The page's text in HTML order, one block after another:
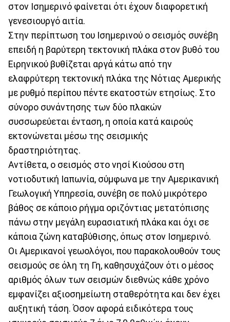
στον Ισημερινό φαίνεται ότι έχουν διαφορετική
γενεσιουργό αιτία.
Στην περίπτωση του Ισημερινού ο σεισμός συνέβη
επειδή η βαρύτερη τεκτονική πλάκα στον βυθό του
Ειρηνικού βυθίζεται αργά κάτω από την
ελαφρύτερη τεκτονική πλάκα της Νότιας Αμερικής
με ρυθμό περίπου πέντε εκατοστών ετησίως. Στο
σύνορο συνάντησης των δύο πλακών
συσσωρεύεται ένταση, η οποία κατά καιρούς
εκτονώνεται μέσω της σεισμικής
δραστηριότητας.
Αντίθετα, ο σεισμός στο νησί Κιούσου στη
νοτιοδυτική Ιαπωνία, σύμφωνα με την Αμερικανική
Γεωλογική Υπηρεσία, συνέβη σε πολύ μικρότερο
βάθος σε κάποιο ρήγμα οριζόντιας μετατόπισης
πάνω στην μεγάλη ευρασιατική πλάκα και όχι σε
κάποια ζώνη καταβύθισης, όπως στον Ισημερινό.
Οι Αμερικανοί γεωολόγοι, που παρακολουθούν τους
σεισμούς σε όλη τη Γη, καθησυχάζουν ότι ο μέσος
αριθμός όλων των σεισμών διεθνώς κάθε χρόνο
εμφανίζει αξιοσημείωτη σταθερότητα και δεν έχει
αυξητική τάση. Όσον αφορά ειδικότερα τους